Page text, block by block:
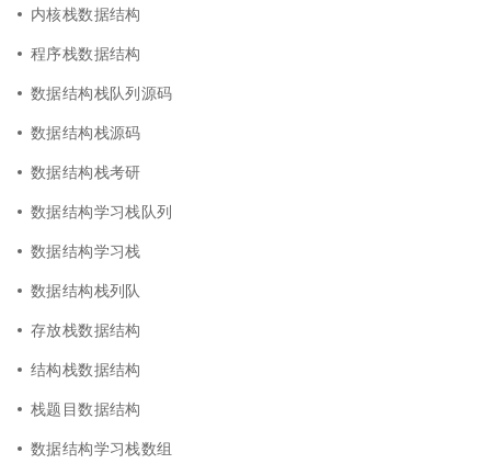
内核栈数据结构
程序栈数据结构
数据结构栈队列源码
数据结构栈源码
数据结构栈考研
数据结构学习栈队列
数据结构学习栈
数据结构栈列队
存放栈数据结构
结构栈数据结构
栈题目数据结构
数据结构学习栈数组